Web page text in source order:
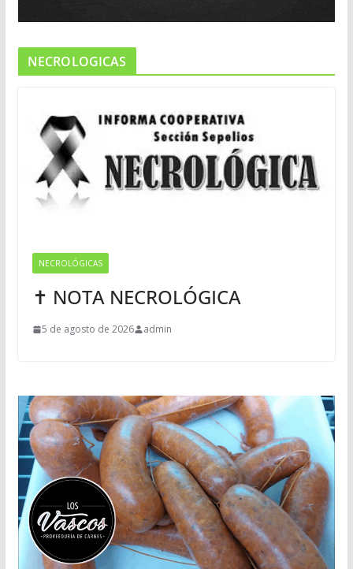
NECROLOGICAS
NECROLÓGICAS
✝ NOTA NECROLÓGICA
5 de agosto de 2026 admin